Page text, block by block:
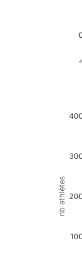
Bar
The
The
nb athlètes